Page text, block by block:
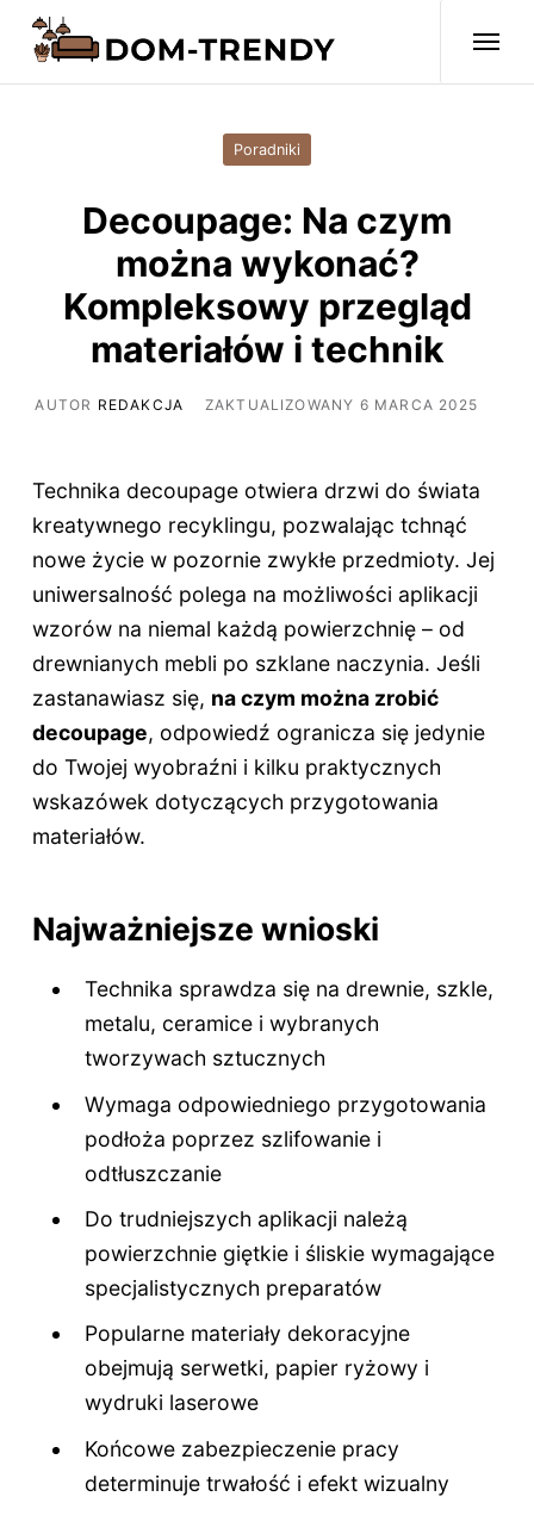
Poradniki
Decoupage: Na czym
można wykonać?
Kompleksowy przegląd
materiałów i technik
AUTOR REDAKCJA ZAKTUALIZOWANY 6 MARCA 2025
Technika decoupage otwiera drzwi do świata
kreatywnego recyklingu, pozwalając tchnąć
nowe życie w pozornie zwykłe przedmioty. Jej
uniwersalność polega na możliwości aplikacji
wzorów na niemal każdą powierzchnię – od
drewnianych mebli po szklane naczynia. Jeśli
zastanawiasz się, na czym można zrobić
decoupage, odpowiedź ogranicza się jedynie
do Twojej wyobraźni i kilku praktycznych
wskazówek dotyczących przygotowania
materiałów.
Najważniejsze wnioski
Technika sprawdza się na drewnie, szkle,
metalu, ceramice i wybranych
tworzywach sztucznych
Wymaga odpowiedniego przygotowania
podłoża poprzez szlifowanie i
odtłuszczanie
Do trudniejszych aplikacji należą
powierzchnie giętkie i śliskie wymagające
specjalistycznych preparatów
Popularne materiały dekoracyjne
obejmują serwetki, papier ryżowy i
wydruki laserowe
Końcowe zabezpieczenie pracy
determinuje trwałość i efekt wizualny